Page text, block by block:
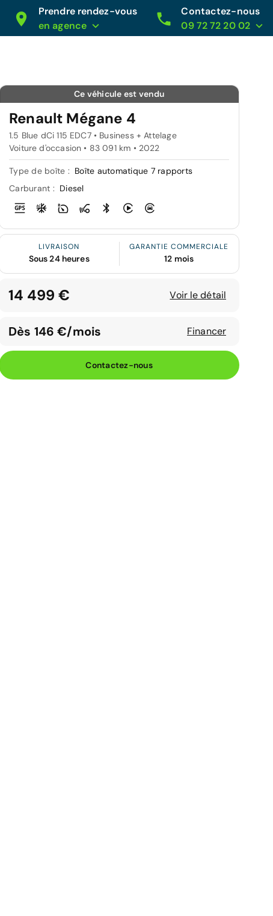
Prendre rendez-vous
en agence
Contactez-nous
09 72 72 20 02
Ce véhicule est vendu
Renault Mégane 4
1.5 Blue dCi 115 EDC7 • Business + Attelage
Voiture d'occasion • 83 091 km • 2022
Type de boîte : Boîte automatique 7 rapports
Carburant : Diesel
LIVRAISON
Sous 24 heures
GARANTIE COMMERCIALE
12 mois
14 499 € Voir le détail
Dès 146 €/mois Financer
Contactez-nous